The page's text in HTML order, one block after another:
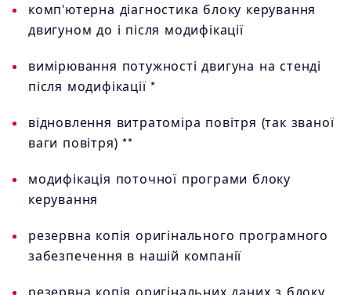
комп'ютерна діагностика блоку керування
двигуном до і після модифікації
вимірювання потужності двигуна на стенді
після модифікації *
відновлення витратоміра повітря (так званої
ваги повітря) **
модифікація поточної програми блоку
керування
резервна копія оригінального програмного
забезпечення в нашій компанії
резервна копія оригінальних даних з блоку